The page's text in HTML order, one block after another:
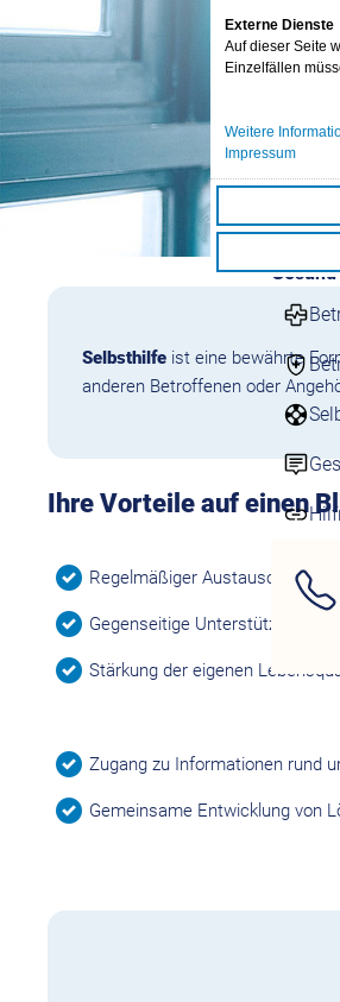
Externe Dienste
Auf dieser Seite
Einzelfällen
Weitere
Impressum
E-
Selbsthilfeist eine bewährte
anderen Betroffenen oder
Ihre Vorteile auf einen
Regelmäßiger Austausch mit
Gegenseitige Unterstützung
Stärkung der eigenen
Zugang zu Informationen rund
Gemeinsame Entwicklung von